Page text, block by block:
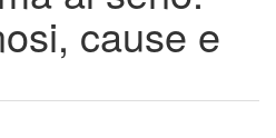
cause e